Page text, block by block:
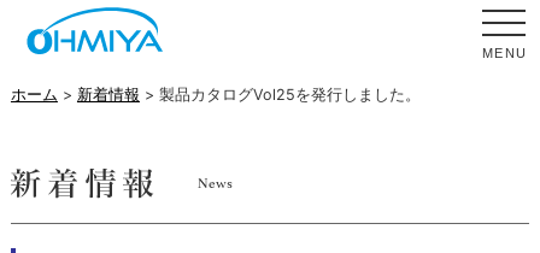
MENU
ホーム > 新着情報 > 製品カタログVol25を発行しました。